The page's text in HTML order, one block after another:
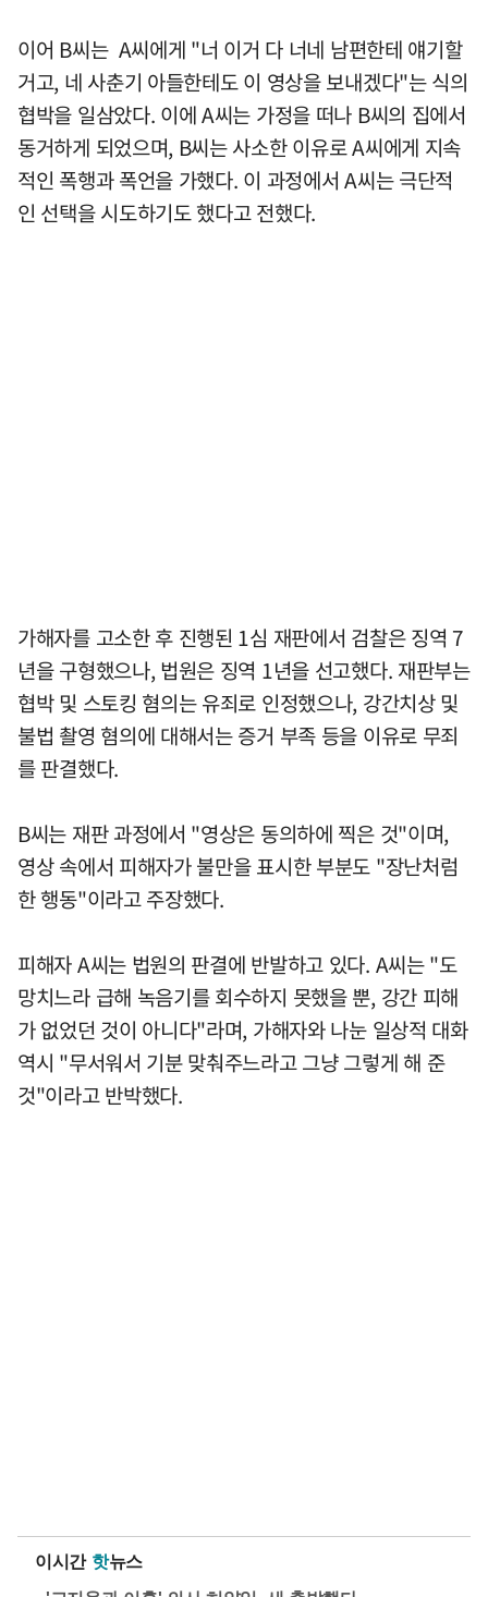
이어 B씨는 A씨에게 "너 이거 다 너네 남편한테 얘기할
거고, 네 사춘기 아들한테도 이 영상을 보내겠다"는 식의
협박을 일삼았다. 이에 A씨는 가정을 떠나 B씨의 집에서
동거하게 되었으며, B씨는 사소한 이유로 A씨에게 지속
적인 폭행과 폭언을 가했다. 이 과정에서 A씨는 극단적
인 선택을 시도하기도 했다고 전했다.
가해자를 고소한 후 진행된 1심 재판에서 검찰은 징역 7
년을 구형했으나, 법원은 징역 1년을 선고했다. 재판부는
협박 및 스토킹 혐의는 유죄로 인정했으나, 강간치상 및
불법 촬영 혐의에 대해서는 증거 부족 등을 이유로 무죄
를 판결했다.
B씨는 재판 과정에서 "영상은 동의하에 찍은 것"이며,
영상 속에서 피해자가 불만을 표시한 부분도 "장난처럼
한 행동"이라고 주장했다.
피해자 A씨는 법원의 판결에 반발하고 있다. A씨는 "도
망치느라 급해 녹음기를 회수하지 못했을 뿐, 강간 피해
가 없었던 것이 아니다"라며, 가해자와 나눈 일상적 대화
역시 "무서워서 기분 맞춰주느라고 그냥 그렇게 해 준
것"이라고 반박했다.
이시간 핫뉴스